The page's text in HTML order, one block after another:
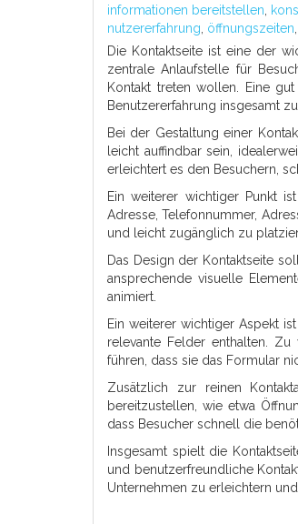
informationen bereitstellen
nutzererfahrung öffnungszeiten
Die Kontaktseite ist eine der
zentrale Anlaufstelle für
Kontakt treten wollen. Eine
Benutzererfahrung insgesamt
Bei der Gestaltung einer
leicht auffindbar sein,
erleichtert es den Besuchern,
Ein weiterer wichtiger Punkt
Adresse, Telefonnummer,
und leicht zugänglich zu
Das Design der Kontaktseite
ansprechende visuelle
animiert.
Ein weiterer wichtiger Aspekt
relevante Felder enthalten.
führen, dass sie das Formular
Zusätzlich zur reinen
bereitzustellen, wie etwa
dass Besucher schnell die
Insgesamt spielt die
und benutzerfreundliche
Unternehmen zu erleichtern